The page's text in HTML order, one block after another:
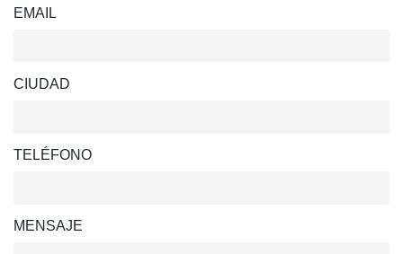
EMAIL
CIUDAD
TELÉFONO
MENSAJE